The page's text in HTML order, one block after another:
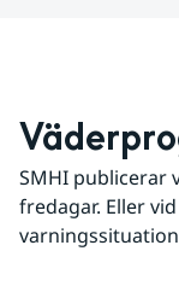
SMHI publicerar
fredagar. Eller